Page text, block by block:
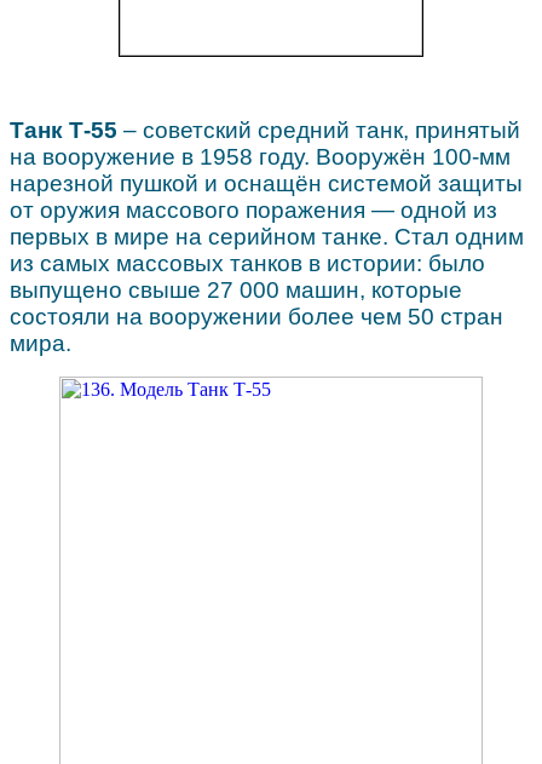
Танк Т-55 – советский средний танк, принятый
на вооружение в 1958 году. Вооружён 100-мм
нарезной пушкой и оснащён системой защиты
от оружия массового поражения — одной из
первых в мире на серийном танке. Стал одним
из самых массовых танков в истории: было
выпущено свыше 27 000 машин, которые
состояли на вооружении более чем 50 стран
мира.